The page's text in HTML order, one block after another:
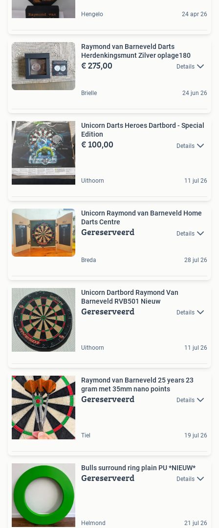
Hengelo 24 apr 26
Raymond van Barneveld Darts
Herdenkingsmunt Zilver oplage180
€ 275,00 Details
Brielle 24 jun 26
Unicorn Darts Heroes Dartbord - Special
Edition
€ 100,00 Details
Uithoorn 11 jul 26
Unicorn Raymond van Barneveld Home
Darts Centre
Gereserveerd Details
Breda 28 jul 26
Unicorn Dartbord Raymond Van
Barneveld RVB501 Nieuw
Gereserveerd Details
Uithoorn 11 jul 26
Raymond van Barneveld 25 years 23
gram met 35mm nano points
Gereserveerd Details
Tiel 19 jul 26
Bulls surround ring plain PU *NIEUW*
Gereserveerd Details
Helmond 21 jul 26